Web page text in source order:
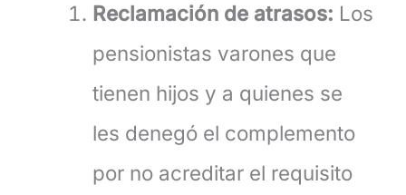
Reclamación de atrasos: Los
pensionistas varones que
tienen hijos y a quienes se
les denegó el complemento
por no acreditar el requisito